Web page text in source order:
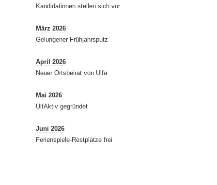
Kandidatinnen stellen sich vor
März 2026
Gelungener Frühjahrsputz
April 2026
Neuer Ortsbeirat von Ulfa
Mai 2026
UlfAktiv gegründet
Juni 2026
Ferienspiele-Restplätze frei